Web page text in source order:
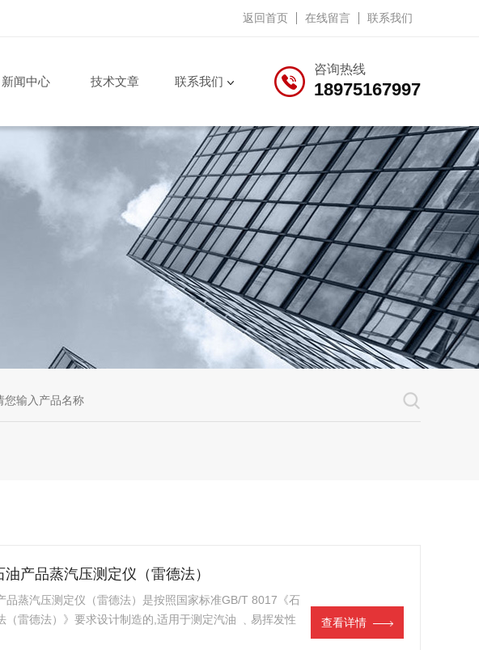
返回首页 在线留言 联系我们
咨询热线
18975167997
新闻中心 技术文章 联系我们
产品蒸汽压测定仪（雷德法）
品蒸汽压测定仪（雷德法）是按照国家标准GB/T 8017《石
（雷德法）》要求设计制造的,适用于测定汽油 ﹑易挥发性
查看详情